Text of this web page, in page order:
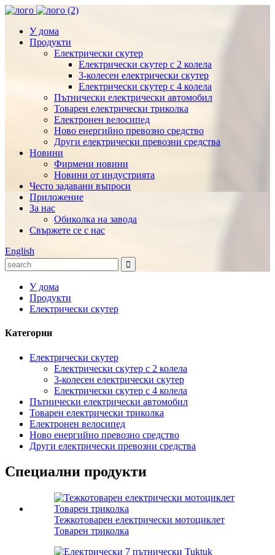
У дома
Продукти
Електрически скутер
Електрически скутер с 2 колела
3-колесен електрически скутер
Електрически скутер с 4 колела
Пътнически електрически автомобил
Товарен електрически триколка
Електронен велосипед
Ново енергийно превозно средство
Други електрически превозни средства
Новини
Фирмени новини
Новини от индустрията
Често задавани въпроси
Приложение
За нас
Обиколка на завода
Свържете се с нас
English
У дома
Продукти
Електрически скутер
Категории
Електрически скутер
Електрически скутер с 2 колела
3-колесен електрически скутер
Електрически скутер с 4 колела
Пътнически електрически автомобил
Товарен електрически триколка
Електронен велосипед
Ново енергийно превозно средство
Други електрически превозни средства
Специални продукти
Тежкотоварен електрически мотоциклет
Товарен триколка